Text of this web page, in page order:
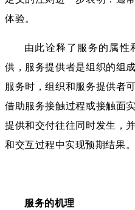
体验。
由此诠释了服务的属性
供，服务提供者是组织的组
服务时，组织和服务提供者
借助服务接触过程或接触面
提供和交付往往同时发生，
和交互过程中实现预期结果。
服务的机理